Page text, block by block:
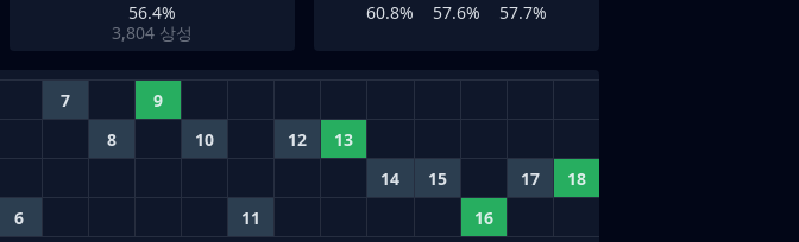
56.4%
3,804 상성
60.8% 57.6% 57.7%
7 9
8 10 12 13
14 15 17 18
6 11 16